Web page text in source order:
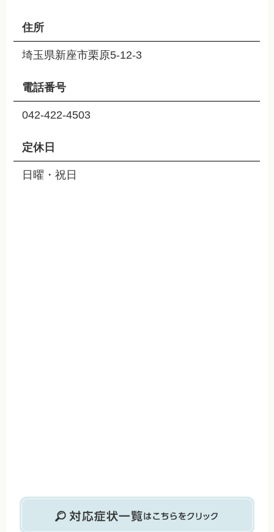
住所
埼玉県新座市栗原5-12-3
電話番号
042-422-4503
定休日
日曜・祝日